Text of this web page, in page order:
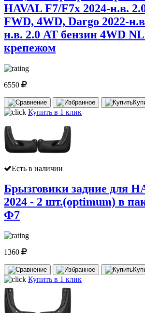
HAVAL F7/F7x 2024-н.в.
FWD, 4WD, Dargo 2022-
н.в. 2.0 AT бензин 4WD
крепежом
6550
Купить в 1 клик
Есть в наличии
Брызговики задние для
2024 - 2 шт.(optimum) в
Ф7
1360
Купить в 1 клик